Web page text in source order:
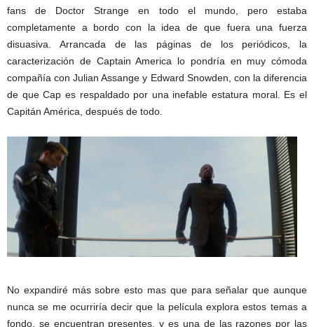
fans de Doctor Strange en todo el mundo, pero estaba
completamente a bordo con la idea de que fuera una fuerza
disuasiva. Arrancada de las páginas de los periódicos, la
caracterización de Captain America lo pondría en muy cómoda
compañía con Julian Assange y Edward Snowden, con la diferencia
de que Cap es respaldado por una inefable estatura moral. Es el
Capitán América, después de todo.
No expandiré más sobre esto mas que para señalar que aunque
nunca se me ocurriría decir que la película explora estos temas a
fondo, se encuentran presentes, y es una de las razones por las